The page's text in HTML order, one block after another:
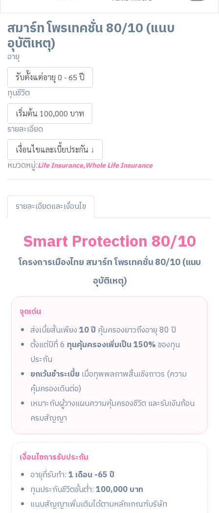
สมาร์ท โพรเทคชั่น 80/10 (แนบ
อุบัติเหตุ)
อายุ
รับตั้งแต่อายุ 0 - 65 ปี
ทุนชีวิต
เริ่มต้น 100,000 บาท
รายละเอียด
เงื่อนไขและเบี้ยประกัน ↓
หมวดหมู่:Life Insurance,Whole Life Insurance
รายละเอียดและเงื่อนไข
Smart Protection 80/10
โครงการเมืองไทย สมาร์ท โพรเทคชั่น 80/10 (แนบ
อุบัติเหตุ)
จุดเด่น
ส่งเบี้ยสั้นเพียง10 ปี คุ้มครองยาวถึงอายุ 80 ปี
ตั้งแต่ปีที่ 6 ทุนคุ้มครองเพิ่มเป็น 150%ของทุน
ประกัน
ยกเว้นชำระเบี้ย เมื่อทุพพลภาพสิ้นเชิงถาวร (ความ
คุ้มครองเดินต่อ)
เหมาะกับผู้วางแผนความคุ้มครองชีวิต และรับเงินก้อน
ครบสัญญา
เงื่อนไขการรับประกัน
อายุที่รับทำ:1 เดือน -65 ปี
ทุนประกันชีวิตขั้นต่ำ:100,000 บาท
แนบสัญญาเพิ่มเติมได้ตามหลักเกณฑ์บริษัท